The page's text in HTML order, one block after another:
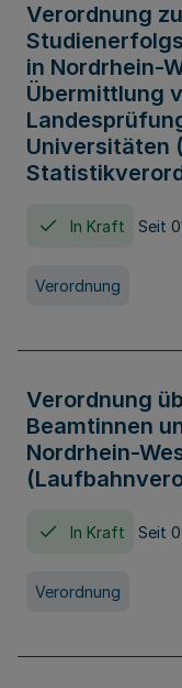
Verordnung
in Nordrhein-
Übermittlung
Universitäten
In Kraft Seit
Verordnung
Verordnung
Beamtinnen
Nordrhein-
In Kraft Seit
Verordnung